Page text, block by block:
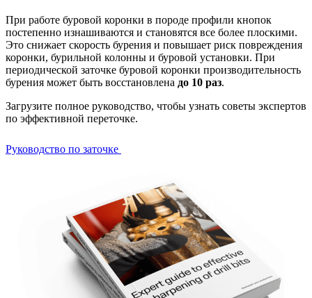
При работе буровой коронки в породе профили кнопок
постепенно изнашиваются и становятся все более плоскими.
Это снижает скорость бурения и повышает риск повреждения
коронки, бурильной колонны и буровой установки. При
периодической заточке буровой коронки производительность
бурения может быть восстановлена до 10 раз.
Загрузите полное руководство, чтобы узнать советы экспертов
по эффективной переточке.
Руководство по заточке